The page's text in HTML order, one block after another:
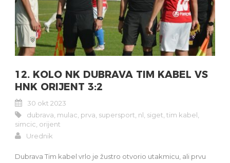
12. KOLO NK DUBRAVA TIM KABEL VS
HNK ORIJENT 3:2
30 okt 2023
dubrava mulac prva supersport nl siget tim kabel
simcic orijent
Urednik
Dubrava Tim kabel vrlo je žustro otvorio utakmicu, ali prvu